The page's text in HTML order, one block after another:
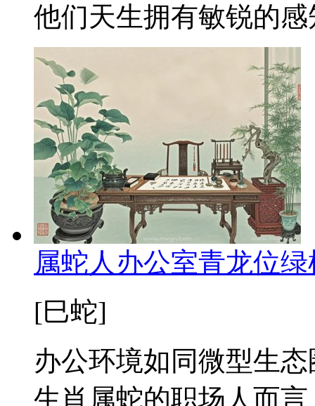
他们天生拥有敏锐的
属蛇人办公室青龙位
[巳蛇]
办公环境如同微型生
生肖属蛇的职场人而